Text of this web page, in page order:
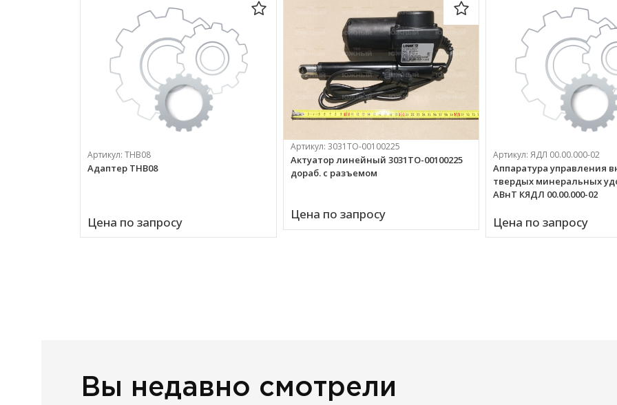
Артикул: ТНВ08
Адаптер ТНВ08
Цена по запросу
Артикул: 3031ТО-00100225
Актуатор линейный 3031ТО-00100225
дораб. с разъемом
Цена по запросу
Артикул:ЯДЛ 00.00.000-02
Аппаратура управления
твердых минеральных
ABнТ КЯДЛ 00.00.000-02
Цена по запросу
Вы недавно смотрели